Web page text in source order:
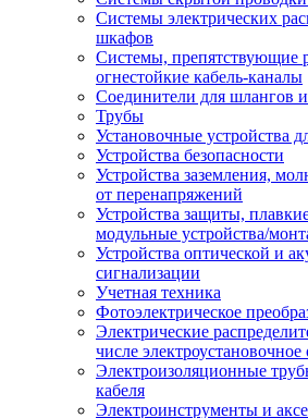
Системы электрических
шкафов
Системы, препятствующие
огнестойкие кабель-каналы
Соединители для шлангов
Трубы
Установочные устройства
Устройства безопасности
Устройства заземления,
от перенапряжений
Устройства защиты,
модульные устройства/
Устройства оптической и
сигнализации
Учетная техника
Фотоэлектрическое
Электрические
числе
Электроизоляционные
кабеля
Электроинструменты и